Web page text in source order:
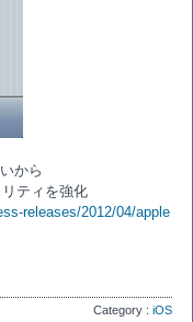
から
ティを強化
releases/2012/04/apple
Category : iOS